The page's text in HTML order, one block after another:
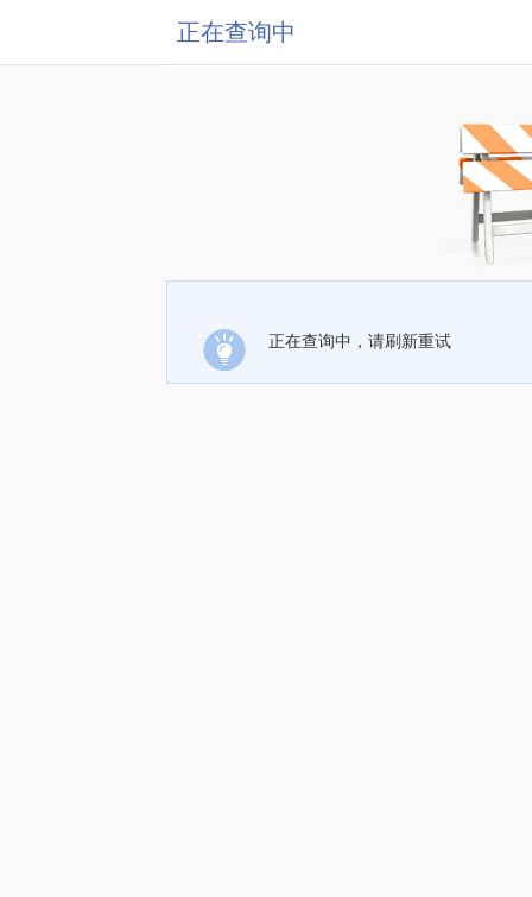
正在查询中
正在查询中，请刷新重试